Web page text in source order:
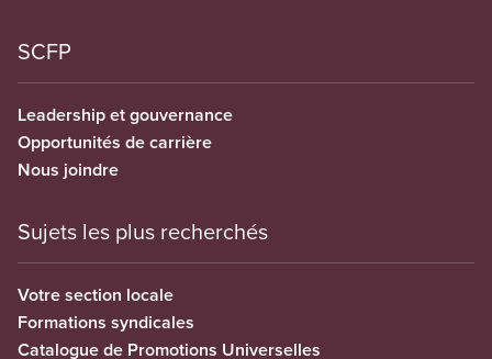
SCFP
Leadership et gouvernance
Opportunités de carrière
Nous joindre
Sujets les plus recherchés
Votre section locale
Formations syndicales
Catalogue de Promotions Universelles